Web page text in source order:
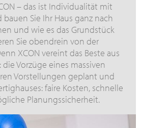
– das ist Individualität mit
bauen Sie Ihr Haus ganz nach
und wie es das Grundstück
Sie obendrein von der
XCON vereint das Beste aus
Vorzüge eines massiven
Vorstellungen geplant und
faire Kosten, schnelle
Planungssicherheit.